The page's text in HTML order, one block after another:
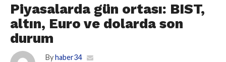
Piyasalarda gün ortası: BIST,
altın, Euro ve dolarda son
durum
By haber34